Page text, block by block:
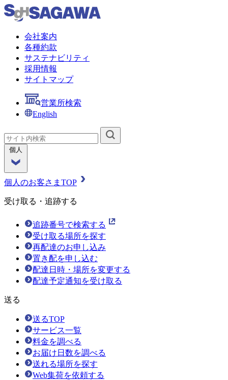
会社案内
各種約款
サステナビリティ
採用情報
サイトマップ
営業所検索
English
個人
個人のお客さまTOP
受け取る・追跡する
追跡番号で検索する
受け取る場所を探す
再配達のお申し込み
置き配を申し込む
配達日時・場所を変更する
配達予定通知を受け取る
送る
送るTOP
サービス一覧
料金を調べる
お届け日数を調べる
送れる場所を探す
Web集荷を依頼する